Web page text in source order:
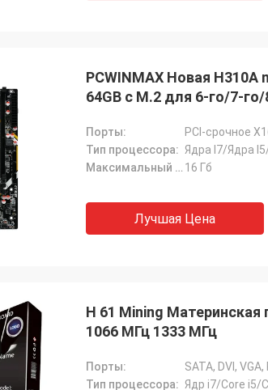
PCWINMAX Новая H310A
64GB с M.2 для 6-го/7-
Порты:
PCI-срочное
Тип процессора: Ядра I7/Ядра
Максимальный объем оперативной памяти: 16 Гб
Лучшая Цена
H 61 Mining Материнская
1066 МГц 1333 МГц
Порты:
Тип процессора: Ядр i7/Core i5/